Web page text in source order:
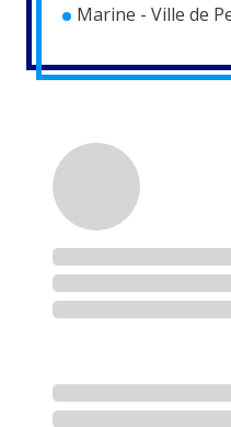
Marine - Ville de